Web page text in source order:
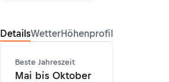
DetailsWetterHöhenprofil
Beste Jahreszeit
Mai bis Oktober